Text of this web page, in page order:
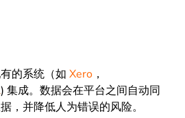
的系统（如 Xero ，
) 集成。数据会在平台之间自动同
，并降低人为错误的风险。